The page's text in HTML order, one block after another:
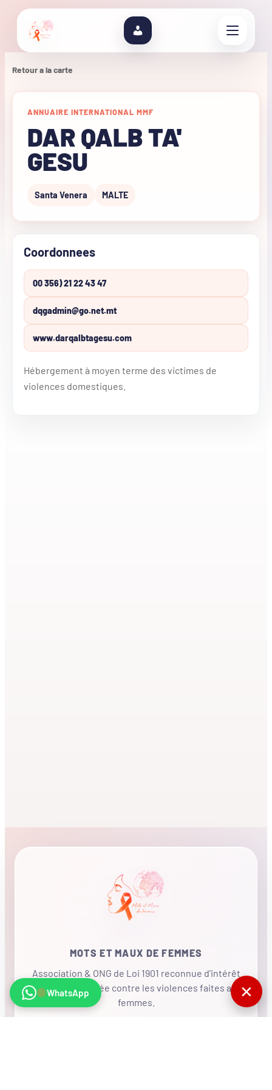
Retour a la carte
ANNUAIRE INTERNATIONAL MMF
DAR QALB TA'
GESU
Santa Venera MALTE
Coordonnees
00 356) 21 22 43 47
dqgadmin@go.net.mt
www.darqalbtagesu.com
Hébergement à moyen terme des victimes de
violences domestiques.
MOTS ET MAUX DE FEMMES
Association & ONG de Loi 1901 reconnue d'intérêt
général, mobilisée contre les violences faites aux
femmes.
WhatsApp ✕